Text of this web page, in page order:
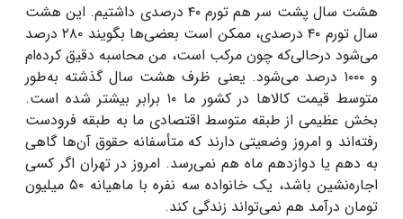
هشت سال پشت سر هم تورم۴۰ درصدی داشتیم. این هشت
سال تورم ۴۰ درصدی، ممکن است بعضی‌ها بگویند ۲۸۰ درصد
می‌شود درحالی‌که چون مرکب است، من محاسبه دقیق کرده‌ام
و۱۰۰۰ درصد می‌شود. یعنی ظرف هشت سال گذشته به‌طور
متوسط قیمت کالاها در کشور ما ۱۰ برابر بیشتر شده است.
بخش عظیمی از طبقه متوسط اقتصادی ما به طبقه فرودست
رفته‌اند و امروز وضعیتی دارند که متأسفانه حقوق آن‌ها گاهی
به دهم یا دوازدهم ماه هم نمی‌رسد. امروز در تهران اگر کسی
اجاره‌نشین باشد، یک خانواده سه نفره با ماهیانه ۵۰ میلیون
تومان درآمد هم نمی‌تواند زندگی کند.